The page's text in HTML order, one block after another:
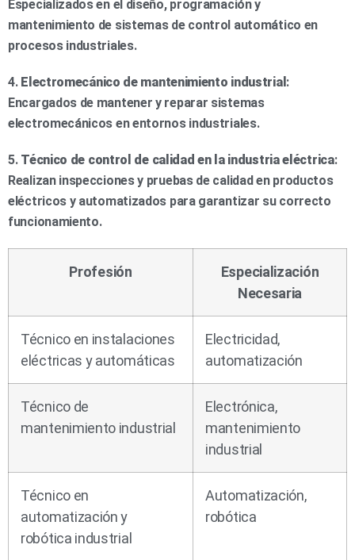
Especializados en el diseño, programación y
mantenimiento de sistemas de control automático en
procesos industriales.
4. Electromecánico de mantenimiento industrial :
Encargados de mantener y reparar sistemas
electromecánicos en entornos industriales.
5. Técnico de control de calidad en la industria eléctrica:
Realizan inspecciones y pruebas de calidad en productos
eléctricos y automatizados para garantizar su correcto
funcionamiento.
Profesión
Especialización
Necesaria
Técnico en instalaciones
eléctricas y automáticas
Electricidad,
automatización
Técnico de
mantenimiento industrial
Electrónica,
mantenimiento
industrial
Técnico en
automatización y
robótica industrial
Automatización,
robótica